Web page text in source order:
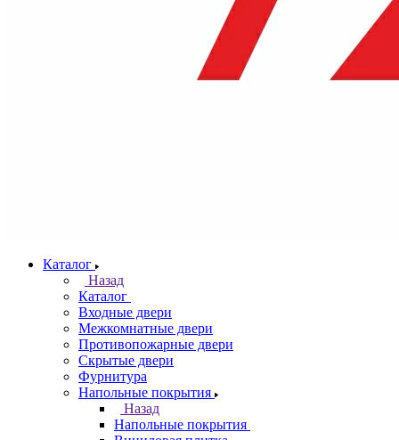
Каталог
Назад
Каталог
Входные двери
Межкомнатные двери
Противопожарные двери
Скрытые двери
Фурнитура
Напольные покрытия
Назад
Напольные покрытия